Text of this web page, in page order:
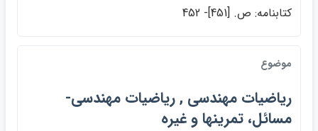
كتابنامه: ص. [451]- 452
موضوع
رياضيات مهندسي , رياضيات مهندسي-
مسائل، تمرينها و غيره